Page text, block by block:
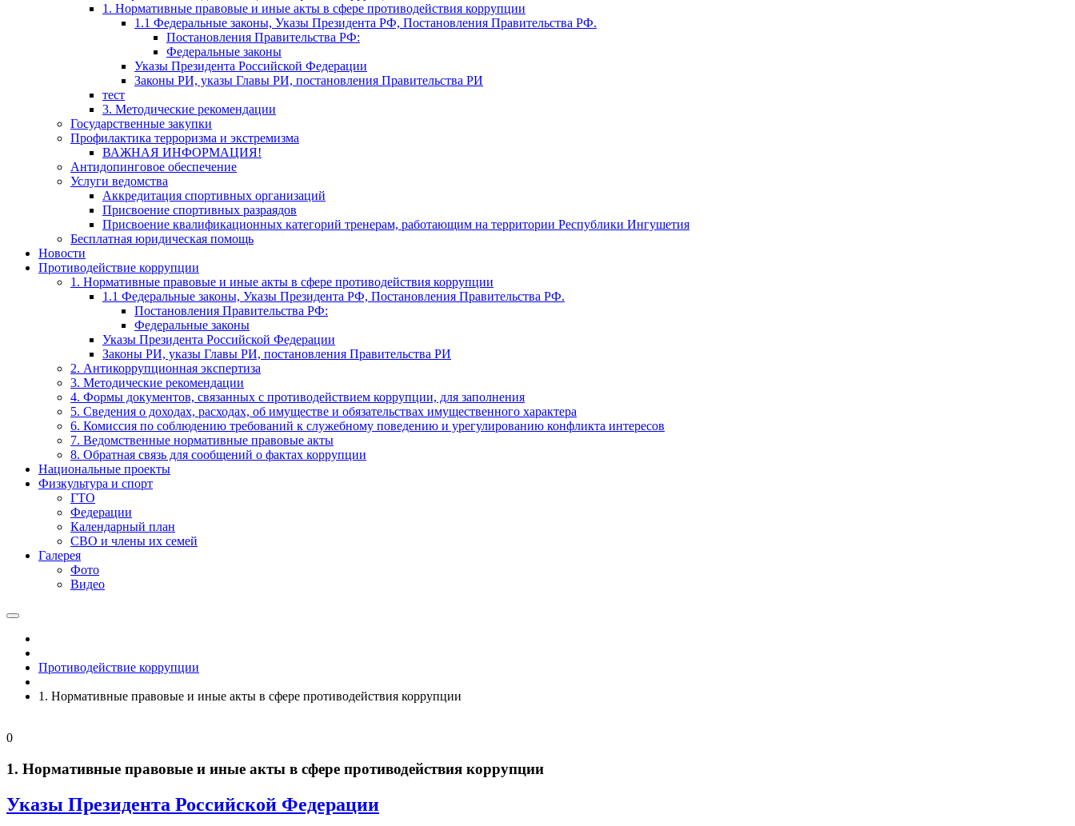
1. Нормативные правовые и иные акты в сфере противодействия коррупции
1.1 Федеральные законы, Указы Президента РФ, Постановления Правительства РФ.
Постановления Правительства РФ:
Федеральные законы
Указы Президента Российской Федерации
Законы РИ, указы Главы РИ, постановления Правительства РИ
тест
3. Методические рекомендации
Государственные закупки
Профилактика терроризма и экстремизма
​ВАЖНАЯ ИНФОРМАЦИЯ!
Антидопинговое обеспечение
Услуги ведомства
Аккредитация спортивных организаций
Присвоение спортивных разраядов
Присвоение квалификационных категорий тренерам, работающим на территории Республики Ингушетия
Бесплатная юридическая помощь
Новости
Противодействие коррупции
1. Нормативные правовые и иные акты в сфере противодействия коррупции
1.1 Федеральные законы, Указы Президента РФ, Постановления Правительства РФ.
Постановления Правительства РФ:
Федеральные законы
Указы Президента Российской Федерации
Законы РИ, указы Главы РИ, постановления Правительства РИ
2. Антикоррупционная экспертиза
3. Методические рекомендации
4. Формы документов, связанных с противодействием коррупции, для заполнения
5. Сведения о доходах, расходах, об имуществе и обязательствах имущественного характера
6. Комиссия по соблюдению требований к служебному поведению и урегулированию конфликта интересов
7. Ведомственные нормативные правовые акты
8. Обратная связь для сообщений о фактах коррупции
Национальные проекты
Физкультура и спорт
ГТО
Федерации
Календарный план
СВО и члены их семей
Галерея
Фото
Видео
Противодействие коррупции
1. Нормативные правовые и иные акты в сфере противодействия коррупции
0
1. Нормативные правовые и иные акты в сфере противодействия коррупции
Указы Президента Российской Федерации